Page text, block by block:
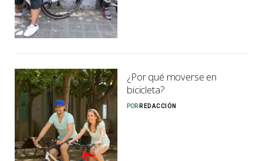
¿Por qué moverse en
bicicleta?
POR REDACCIÓN